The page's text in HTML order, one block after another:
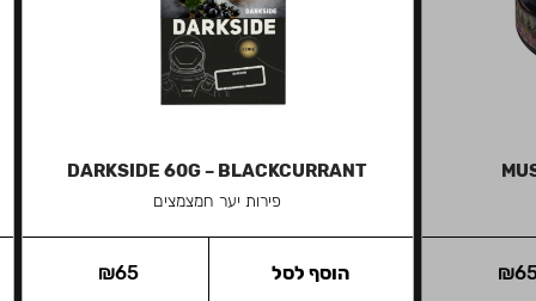
₪
DARKSIDE 60G – BLACKCURRANT
פירות יער חמצמצים
₪65 הוסף לסל